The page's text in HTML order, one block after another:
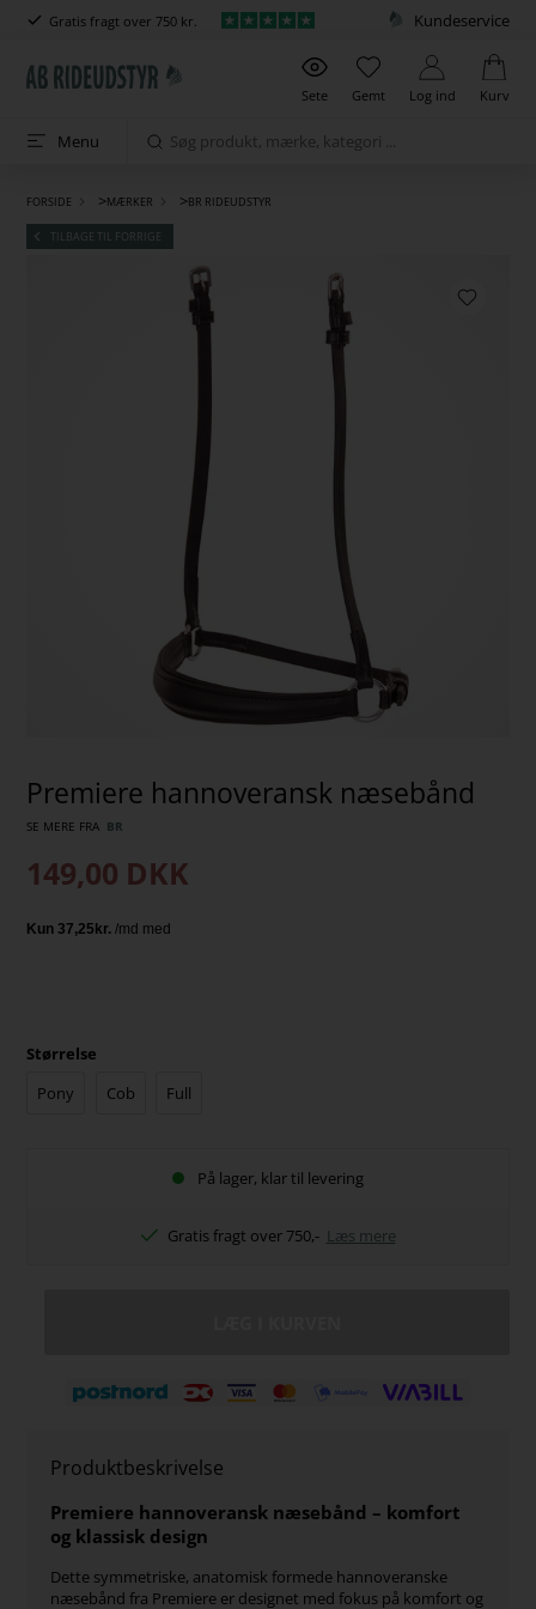
Gratis fragt over 750 kr. Kundeservice
Sete Gemt Log ind Kurv
Menu
FORSIDE >MÆRKER >BR RIDEUDSTYR
TILBAGE TIL FORRIGE
Premiere hannoveransk næsebånd
SE MERE FRA BR
149,00 DKK
Størrelse
Pony
Cob Full
På lager, klar til levering
Gratis fragt over 750,- Læs mere
Produktbeskrivelse
Premiere hannoveransk næsebånd – komfort
og klassisk design
Dette symmetriske, anatomisk formede hannoveranske
næsebånd fra Premiere er designet med fokus på komfort og